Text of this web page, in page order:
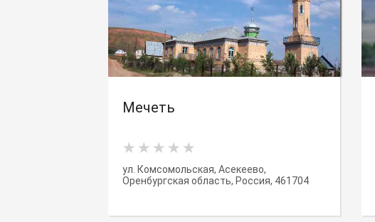
Мечеть
ул. Комсомольская, Асекеево,
Оренбургская область, Россия, 461704